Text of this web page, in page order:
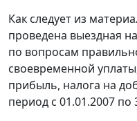
Как следует из
проведена выездная
по вопросам
своевременной
прибыль, налога на
период с 01.01.2007 по